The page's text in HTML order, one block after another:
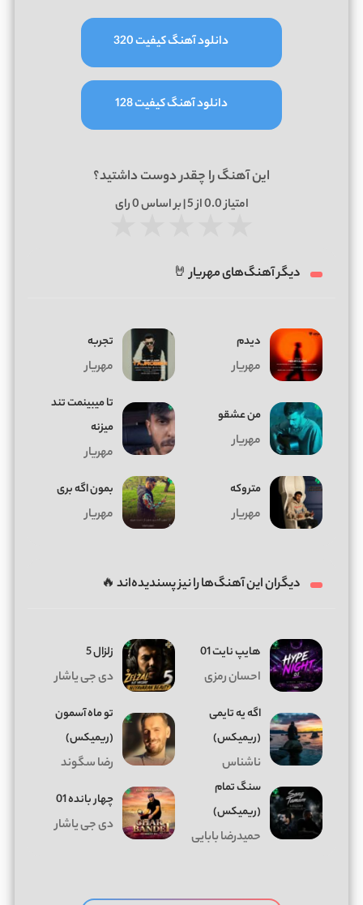
دانلود آهنگ کیفیت 320
دانلود آهنگ کیفیت 128
این آهنگ را چقدر دوست داشتید؟
امتیاز0.0از 5 | بر اساس 0رای
دیگر آهنگ‌های مهریار 🤘
دیدم
مهریار
تجربه
مهریار
من عشقو
مهریار
تا میبینمت تند
میزنه
مهریار
متروکه
مهریار
بمون اگه بری
مهریار
دیگران این آهنگ‌ها را نیز پسندیده‌اند 🔥
هایپ نایت 01
احسان رمزی
زلزال 5
دی جی یاشار
اگه یه تایمی
(ریمیکس)
ناشناس
تو ماه آسمون
(ریمیکس)
رضا سگوند
سنگ تمام
(ریمیکس)
حمیدرضا بابایی
چهار بانده 01
دی جی یاشار